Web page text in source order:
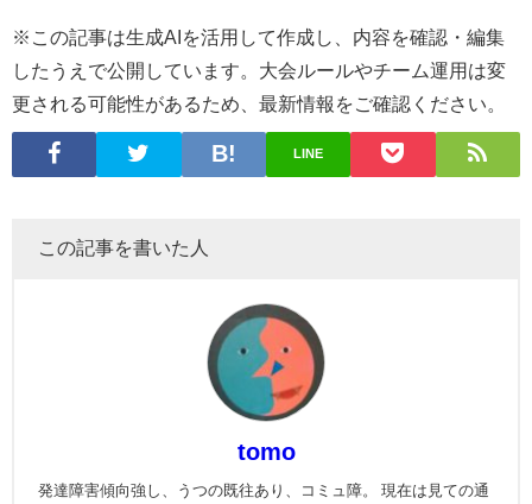
※この記事は生成AIを活用して作成し、内容を確認・編集
したうえで公開しています。大会ルールやチーム運用は変
更される可能性があるため、最新情報をご確認ください。
LINE
この記事を書いた人
tomo
発達障害傾向強し、うつの既往あり、コミュ障。 現在は見ての通